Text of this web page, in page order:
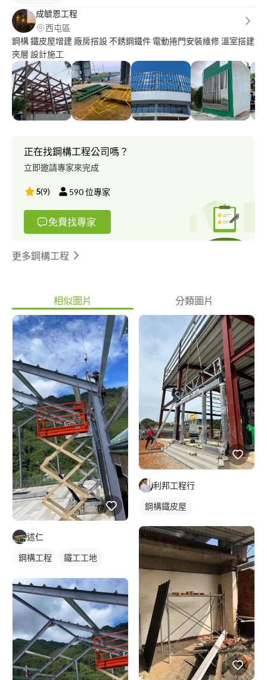
成毓恩工程
西屯區
鋼構 鐵皮屋增建 廠房搭設 不銹鋼鐵件 電動捲門安裝維修 溫室搭建
夾層 設計施工
正在找鋼構工程公司嗎？
立即邀請專家來完成
5(9) 590位專家
免費找專家
更多鋼構工程
相似圖片 分類圖片
述仁
鋼構工程
鐵工工地
利邦工程行
鋼構鐵皮屋